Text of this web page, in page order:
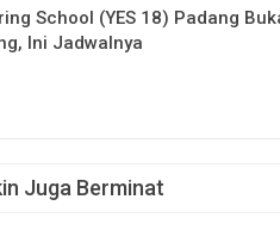
School (YES 18) Padang
Ini Jadwalnya
Juga Berminat